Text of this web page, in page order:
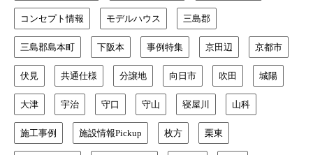
コンセプト情報 モデルハウス 三島郡
三島郡島本町 下阪本 事例特集 京田辺 京都市
伏見 共通仕様 分譲地 向日市 吹田 城陽
大津 宇治 守口 守山 寝屋川 山科
施工事例 施設情報Pickup 枚方 栗東